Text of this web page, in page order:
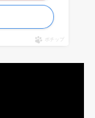
ポチップ